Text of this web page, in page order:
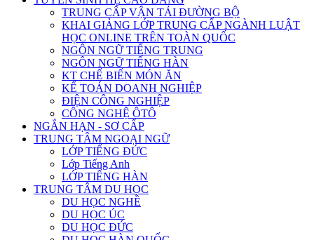
TRUNG CẤP VẬN TẢI ĐƯỜNG BỘ
KHAI GIẢNG LỚP TRUNG CẤP NGÀNH LUẬT
HỌC ONLINE TRÊN TOÀN QUỐC
NGÔN NGỮ TIẾNG TRUNG
NGÔN NGỮ TIẾNG HÀN
KT CHẾ BIẾN MÓN ĂN
KẾ TOÁN DOANH NGHIỆP
ĐIỆN CÔNG NGHIỆP
CÔNG NGHỆ ÔTÔ
NGẮN HẠN - SƠ CẤP
TRUNG TÂM NGOẠI NGỮ
LỚP TIẾNG ĐỨC
Lớp Tiếng Anh
LỚP TIẾNG HÀN
TRUNG TÂM DU HỌC
DU HỌC NGHỀ
DU HỌC ÚC
DU HỌC ĐỨC